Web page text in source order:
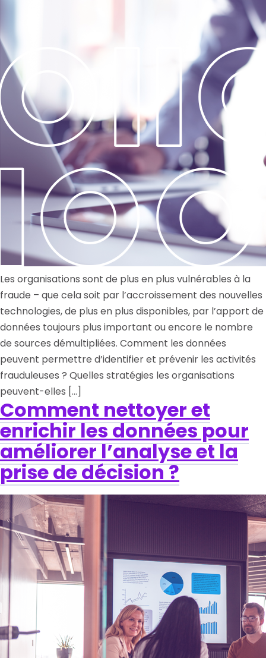
Les organisations sont de plus en plus vulnérables à la
fraude – que cela soit par l’accroissement des nouvelles
technologies, de plus en plus disponibles, par l’apport de
données toujours plus important ou encore le nombre
de sources démultipliées. Comment les données
peuvent permettre d’identifier et prévenir les activités
frauduleuses ? Quelles stratégies les organisations
peuvent-elles […]
Comment nettoyer et
enrichir les données pour
améliorer l’analyse et la
prise de décision ?